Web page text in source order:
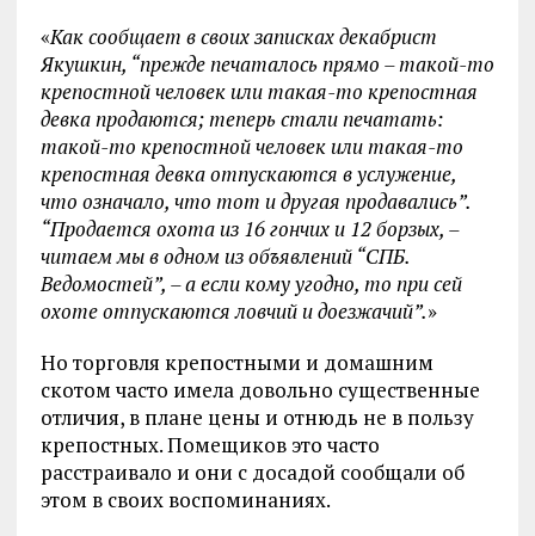
«Как сообщает в своих записках декабрист
Якушкин, “прежде печаталось прямо – такой-то
крепостной человек или такая-то крепостная
девка продаются; теперь стали печатать:
такой-то крепостной человек или такая-то
крепостная девка отпускаются в услужение,
что означало, что тот и другая продавались”.
“Продается охота из 16 гончих и 12 борзых, –
читаем мы в одном из объявлений “СПБ.
Ведомостей”, – а если кому угодно, то при сей
охоте отпускаются ловчий и доезжачий”.»
Но торговля крепостными и домашним
скотом часто имела довольно существенные
отличия, в плане цены и отнюдь не в пользу
крепостных. Помещиков это часто
расстраивало и они с досадой сообщали об
этом в своих воспоминаниях.